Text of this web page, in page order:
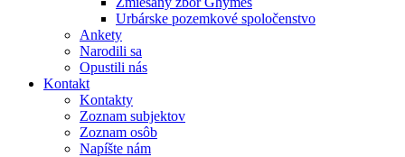
Urbárske pozemkové spoločenstvo
Ankety
Narodili sa
Opustili nás
Kontakt
Kontakty
Zoznam subjektov
Zoznam osôb
Napíšte nám